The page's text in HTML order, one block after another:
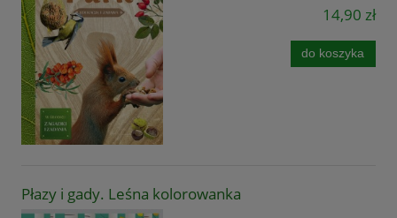
14,90 zł
do koszyka
Płazy i gady. Leśna kolorowanka